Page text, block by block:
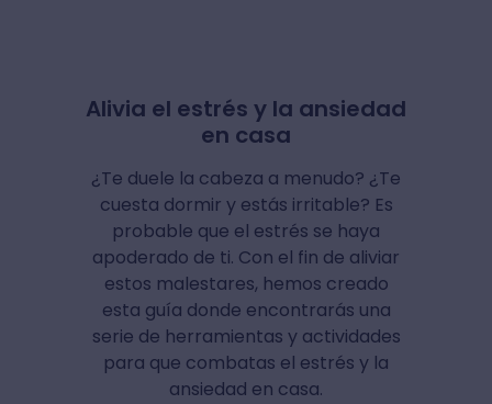
Alivia el estrés y la ansiedad
en casa
¿Te duele la cabeza a menudo? ¿Te
cuesta dormir y estás irritable? Es
probable que el estrés se haya
apoderado de ti. Con el fin de aliviar
estos malestares, hemos creado
esta guía donde encontrarás una
serie de herramientas y actividades
para que combatas el estrés y la
ansiedad en casa.